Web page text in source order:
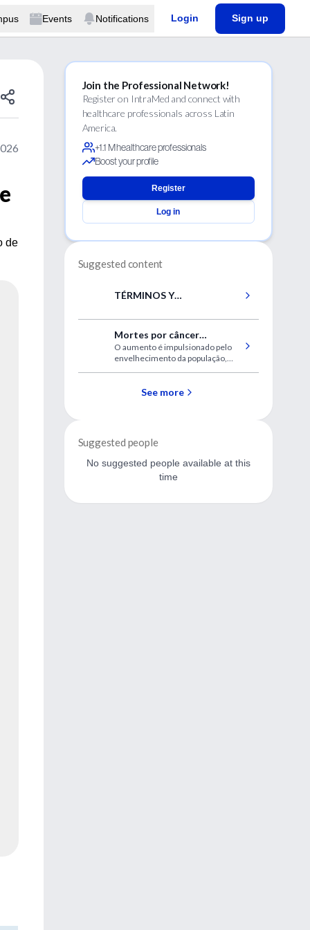
Events Notifications Login Sign up
de
Join the Professional Network!
Register on IntraMed and connect with
healthcare professionals across Latin
America.
+1.1 M healthcare professionals
Boost your profile
Register
Log in
Suggested content
TÉRMINOS Y
DE USO DE LA RED
PROFESIONAL INTRAMED
Mortes por câncer
colorretal no Brasil devem
quase triplicar até 2030
O aumento é impulsionado pelo
envelhecimento da população,
See more
Suggested people
No suggested people available at this
time